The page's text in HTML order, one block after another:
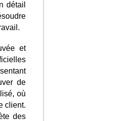
détail
et
de
où
client.
des